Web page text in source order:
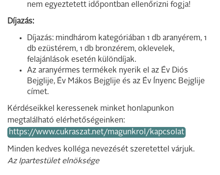
nem egyeztetett időpontban ellenőrizni fogja!
Díjazás:
Díjazás: mindhárom kategóriában 1 db aranyérem, 1
db ezüstérem, 1 db bronzérem, oklevelek,
felajánlások esetén különdíjak.
Az aranyérmes termékek nyerik el az Év Diós
Bejglije, Év Mákos Bejglije és az Év Ínyenc Bejglije
címet.
Kérdéseikkel keressenek minket honlapunkon
megtalálható elérhetőségeinken:
https://www.cukraszat.net/magunkrol/kapcsolat
Minden kedves kolléga nevezését szeretettel várjuk.
Az Ipartestület elnöksége